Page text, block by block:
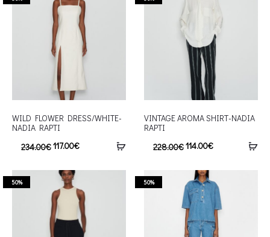
WILD FLOWER DRESS/WHITE-
NADIA RAPTI
234.00€117.00€
VINTAGE AROMA SHIRT-NADIA
RAPTI
228.00€114.00€
50% 50%